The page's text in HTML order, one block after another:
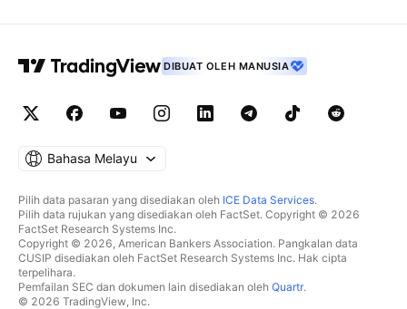
DIBUAT OLEH MANUSIA
Bahasa Melayu
Pilih data pasaran yang disediakan oleh ICE Data Services.
Pilih data rujukan yang disediakan oleh FactSet. Copyright © 2026
FactSet Research Systems Inc.
Copyright © 2026, American Bankers Association. Pangkalan data
CUSIP disediakan oleh FactSet Research Systems Inc. Hak cipta
terpelihara.
Pemfailan SEC dan dokumen lain disediakan oleh Quartr.
© 2026 TradingView, Inc.